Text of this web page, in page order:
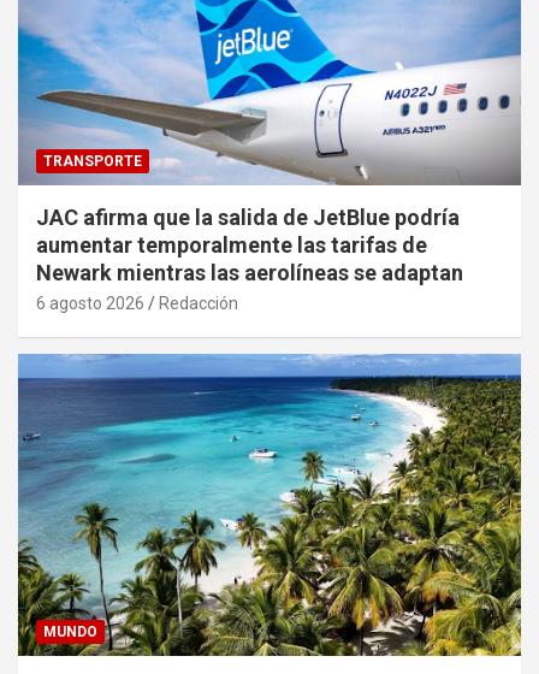
TRANSPORTE
JAC afirma que la salida de JetBlue podría
aumentar temporalmente las tarifas de
Newark mientras las aerolíneas se adaptan
6 agosto 2026 Redacción
MUNDO